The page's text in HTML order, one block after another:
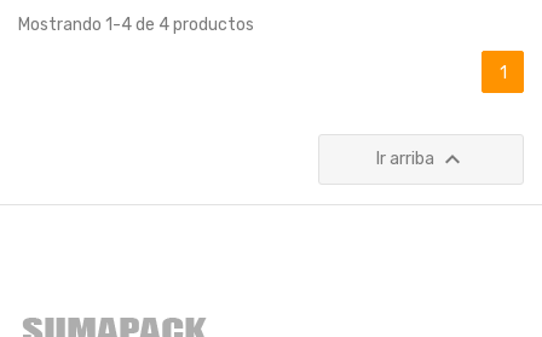
Mostrando 1-4 de 4 productos
1
Ir arriba 